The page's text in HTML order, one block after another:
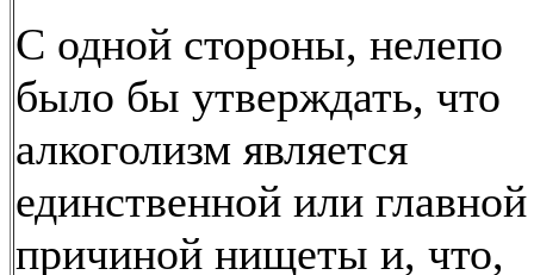
С одной стороны, нелепо
было бы утверждать, что
алкоголизм является
единственной или главной
причиной нищеты и, что,